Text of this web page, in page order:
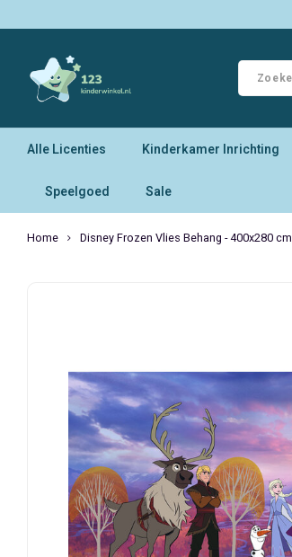
Alle Licenties Kinderkamer Inrichting
Speelgoed Sale
Home Disney Frozen Vlies Behang - 400x280 cm